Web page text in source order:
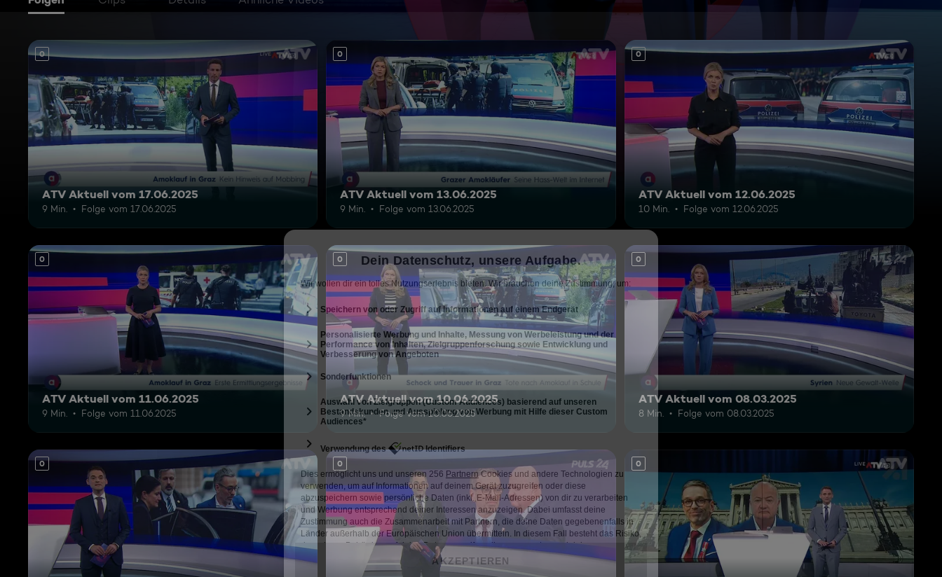
0
ATV Aktuell vom 17.06.2025
9 Min. Folge vom 17.06.2025
0
ATV Aktuell vom 13.06.2025
9 Min. Folge vom 13.06.2025
0
ATV Aktuell vom 12.06.2025
10 Min. Folge vom 12.06.2025
0
ATV Aktuell vom 11.06.2025
9 Min. Folge vom 11.06.2025
0
ATV Aktuell vom 10.06.2025
9 Min. Folge vom 10.06.2025
0
ATV Aktuell vom 08.03.2025
8 Min. Folge vom 08.03.2025
0 0 0